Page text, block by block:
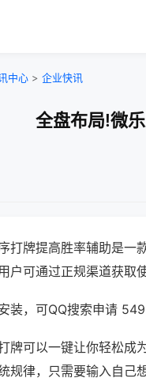
中心 > 企业快讯
全盘布局!微
打牌提高胜率辅助是一
户可通过正规渠道获取使
装，可QQ搜索申请
牌可以一键让你轻松成
规律，只需要输入自己